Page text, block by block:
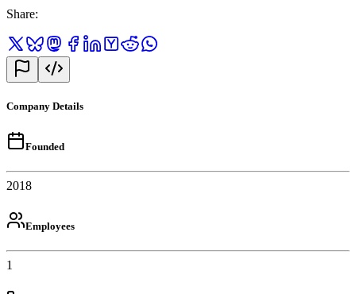
Share:
Company Details
Founded
2018
Employees
1